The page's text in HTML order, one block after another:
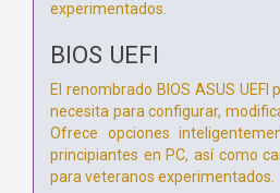
experimentados.
BIOS UEFI
El renombrado BIOS ASUS
necesita para configurar,
Ofrece opciones
principiantes en PC, así como
para veteranos experimentados.